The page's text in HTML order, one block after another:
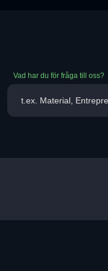
Vad har du för fråga till oss?